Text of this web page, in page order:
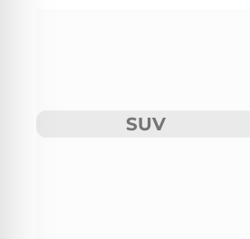
SUV